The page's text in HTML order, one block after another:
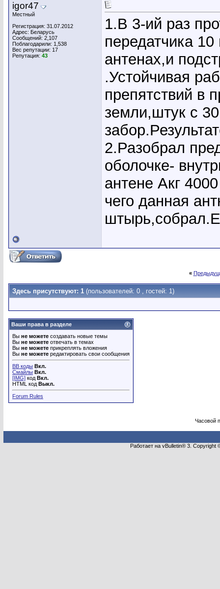
igor47
Местный
Регистрация: 31.07.2012
Адрес: Беларусь
Сообщений: 2,107
Поблагодарили: 1,538
Вес репутации: 17
Репутация: 43
1.В 3-ий раз
передатчика
антенах,и
.Устойчивая
препятствий в
земли,штук с
2.Разобрал
оболочке-
антене Акг
чего данная
«
Здесь присутствуют: 1 (пользователей: 0 , гостей: 1)
Ваши права в разделе
Вы не можете создавать новые темы
Вы не можете отвечать в темах
Вы не можете прикреплять вложения
Вы не можете редактировать свои сообщения
BB коды Вкл.
Смайлы Вкл.
[IMG] код Вкл.
HTML код Выкл.
Forum Rules
Часовой
Работает на vBulletin® 3.